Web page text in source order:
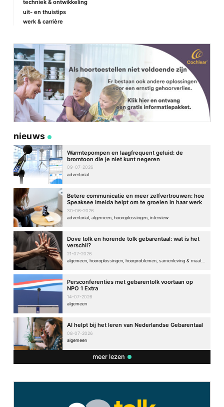
techniek & ontwikkeling
uit- en thuistips
werk & carrière
nieuws
Warmtepompen en laagfrequent geluid: de
bromtoon die je niet kunt negeren
09-07-2026
advertorial
Betere communicatie en meer zelfvertrouwen: hoe
Speaksee Imelda helpt om te groeien in haar werk
30-06-2026
advertorial, algemeen, hooroplossingen, interview
Dove tolk en horende tolk gebarentaal: wat is het
verschil?
21-07-2026
Persconferenties met gebarentolk voortaan op
NPO 1 Extra
14-07-2026
algemeen
AI helpt bij het leren van Nederlandse Gebarentaal
08-07-2026
algemeen
meer lezen